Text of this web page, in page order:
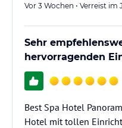
Vor 3 Wochen • Verreist im
Sehr
hervorragenden
Best Spa Hotel
Hotel mit tollen